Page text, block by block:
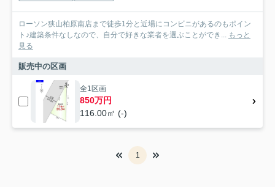
ローソン狭山柏原南店まで徒歩1分と近場にコンビニがあるのもポイン
ト♪建築条件なしなので、自分で好きな業者を選ぶことができ... もっと
見る
販売中の区画
全1区画
850万円
116.00㎡ (-)
1